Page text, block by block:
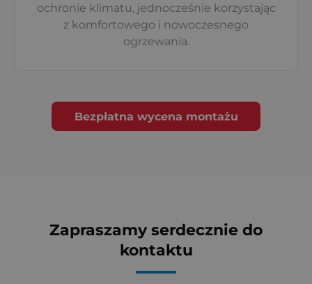
ochronie klimatu, jednocześnie korzystając
z komfortowego i nowoczesnego
ogrzewania.
Bezpłatna wycena montażu
Zapraszamy serdecznie do
kontaktu